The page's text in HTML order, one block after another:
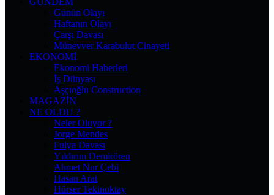
Günün Olayı
Haftanın Olayı
Çarşı Davası
Münevver Karabulut Cinayeti
EKONOMI
Ekonomi Haberleri
İş Dünyası
Aşçıoğlu Construction
MAGAZIN
NE OLDU ?
Neler Oluyor ?
Jorge Mendes
Fulya Davası
Yıldırım Demirören
Ahmet Nur Çebi
Hasan Arat
Hürser Tekinoktay